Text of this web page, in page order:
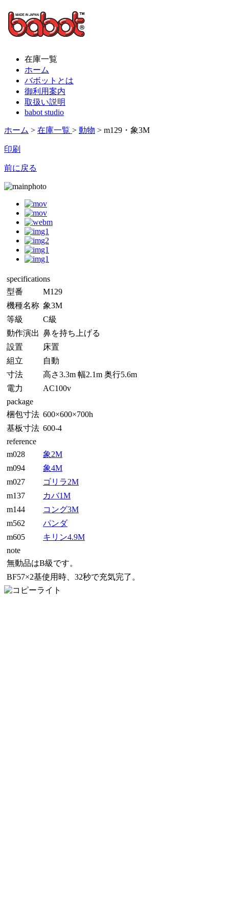
在庫一覧
ホーム
バボットとは
御利用案内
取扱い説明
babot studio
ホーム > 在庫一覧 > 動物 > m129・象3M
印刷
前に戻る
specifications
型番
M129
機種名称 象3M
等級
C級
動作演出 鼻を持ち上げる
設置
床置
組立
自動
寸法
高さ3.3m 幅2.1m 奥行5.6m
電力
AC100v
package
梱包寸法 600×600×700h
基板寸法 600-4
reference
m028
象2M
m094
象4M
m027
ゴリラ2M
m137
カバ1M
m144
コング3M
m562
パンダ
m605
キリン4.9M
note
無動品はB級です。
BF57×2基使用時、32秒で充気完了。